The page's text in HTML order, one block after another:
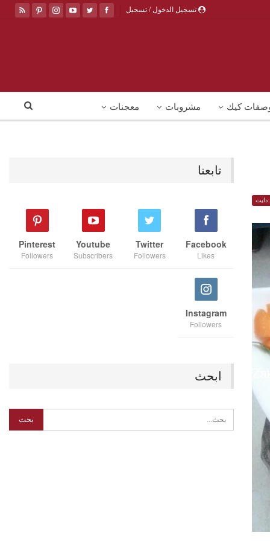
تسجيل الدخول / تسجيل
كيك مشروبات معجنات
تابعنا
Facebook
Likes
Twitter
Followers
Youtube
Subscribers
Pinterest
Followers
Instagram
Followers
ابحث